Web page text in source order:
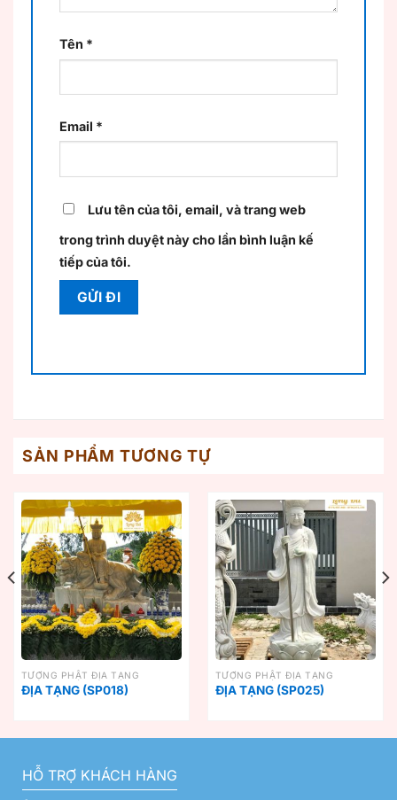
Tên *
Email *
Lưu tên của tôi, email, và trang web
trong trình duyệt này cho lần bình luận kế
tiếp của tôi.
SẢN PHẨM TƯƠNG TỰ
TƯỢNG PHẬT ĐỊA TẠNG
ĐỊA TẠNG (SP018)
TƯỢNG PHẬT ĐỊA TẠNG
ĐỊA TẠNG (SP025)
HỖ TRỢ KHÁCH HÀNG